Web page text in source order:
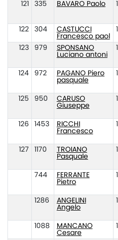
121
335 BAVARO Paolo
122
304
CASTUCCI
Francesco paol
123
979
SPONSANO
Luciano antoni
124
972
PAGANO Piero
pasquale
125
950
CARUSO
Giuseppe
126
1453
RICCHI
Francesco
127
1170
TROIANO
Pasquale
744
FERRANTE
Pietro
1286
ANGELINI
Angelo
1088
MANCANO
Cesare